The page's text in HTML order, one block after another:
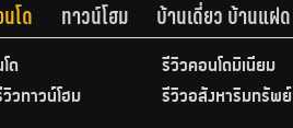
โด ทาวน์โฮม บ้านเดี่ยว บ้านแฝด
ด รีวิวคอนโดมิเนียม
วทาวน์โฮม
รีวิวอสังหาริมทรัพย์